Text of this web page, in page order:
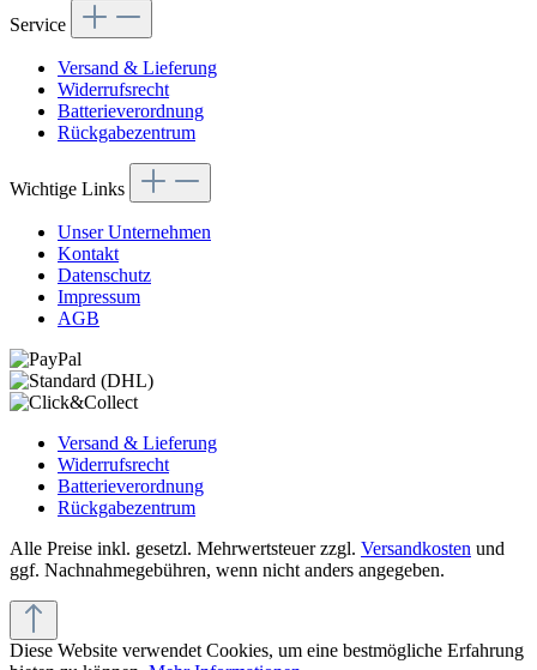
Service
Versand & Lieferung
Widerrufsrecht
Batterieverordnung
Rückgabezentrum
Wichtige Links
Unser Unternehmen
Kontakt
Datenschutz
Impressum
AGB
Versand & Lieferung
Widerrufsrecht
Batterieverordnung
Rückgabezentrum
Alle Preise inkl. gesetzl. Mehrwertsteuer zzgl. Versandkosten und
ggf. Nachnahmegebühren, wenn nicht anders angegeben.
Diese Website verwendet Cookies, um eine bestmögliche Erfahrung